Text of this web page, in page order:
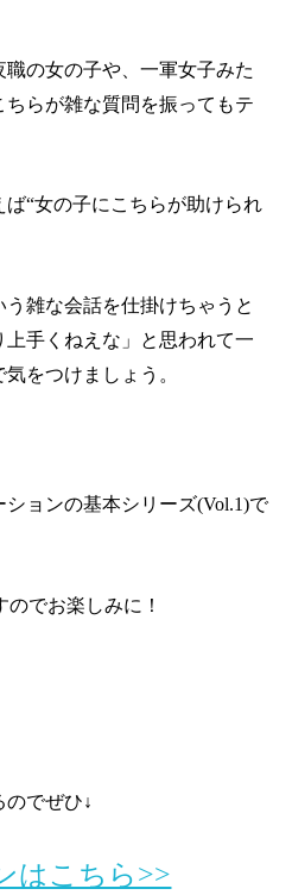
の女の子や、一軍女子みた
らが雑な質問を振ってもテ
“女の子にこちらが助けられ
雑な会話を仕掛けちゃうと
上手くねえな」と思われて一
をつけましょう。
ョンの基本シリーズ(Vol.1)で
のでお楽しみに！
でぜひ↓
はこちら>>